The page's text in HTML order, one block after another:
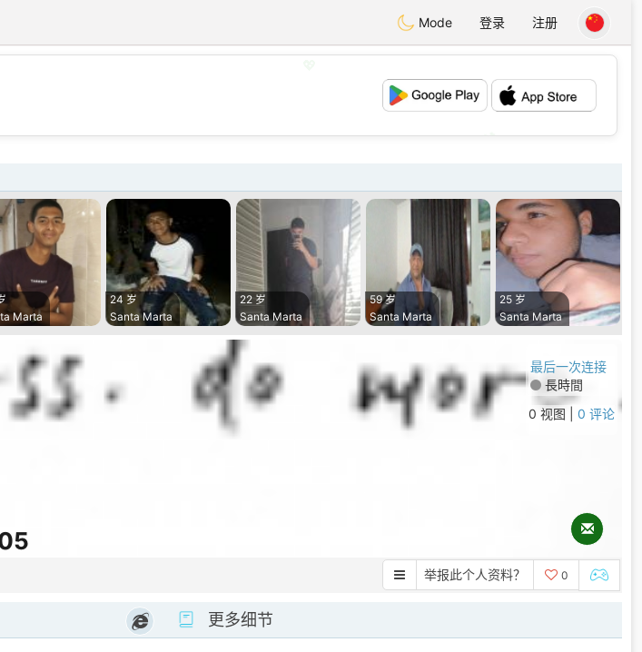
Mode 登录 注册
💕
Marta
24 岁
Santa Marta
22 岁
Santa Marta
59 岁
Santa Marta
25 岁
Santa Marta
最后一次连接
長時間
0 视图 | 0 评论
举报此个人资料？ 0
更多细节